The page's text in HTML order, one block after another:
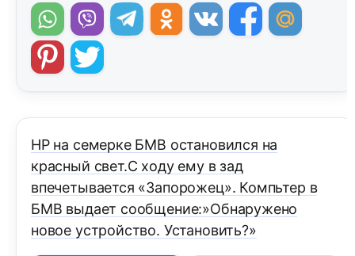
НР на семерке БМВ остановился на
красный свет.С ходу ему в зад
впечетывается «Запорожец». Компьтер в
БМВ выдает сообщение:»Обнаружено
новое устройство. Установить?»